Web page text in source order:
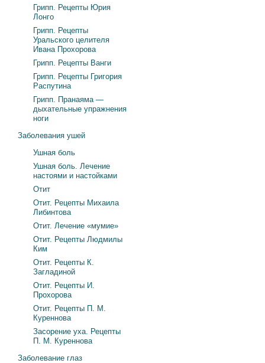
Грипп. Рецепты Юрия
Лонго
Грипп. Рецепты
Уральского целителя
Ивана Прохорова
Грипп. Рецепты Ванги
Грипп. Рецепты Григория
Распутина
Грипп. Пранаяма —
дыхательные упражнения
ноги
Заболевания ушей
Ушная боль
Ушная боль. Лечение
настоями и настойками
Отит
Отит. Рецепты Михаила
Либинтова
Отит. Лечение «мумие»
Отит. Рецепты Людмилы
Ким
Отит. Рецепты К.
Загладиной
Отит. Рецепты И.
Прохорова
Отит. Рецепты П. М.
Куреннова
Засорение уха. Рецепты
П. М. Куреннова
Заболевание глаз